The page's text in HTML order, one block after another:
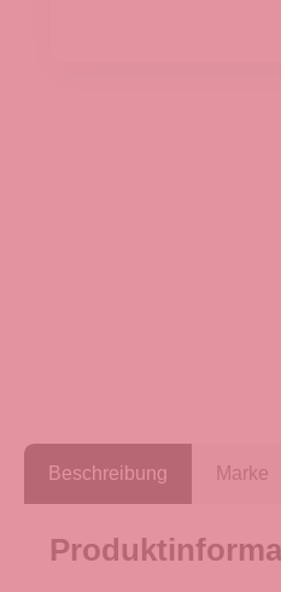
Beschreibung Marke